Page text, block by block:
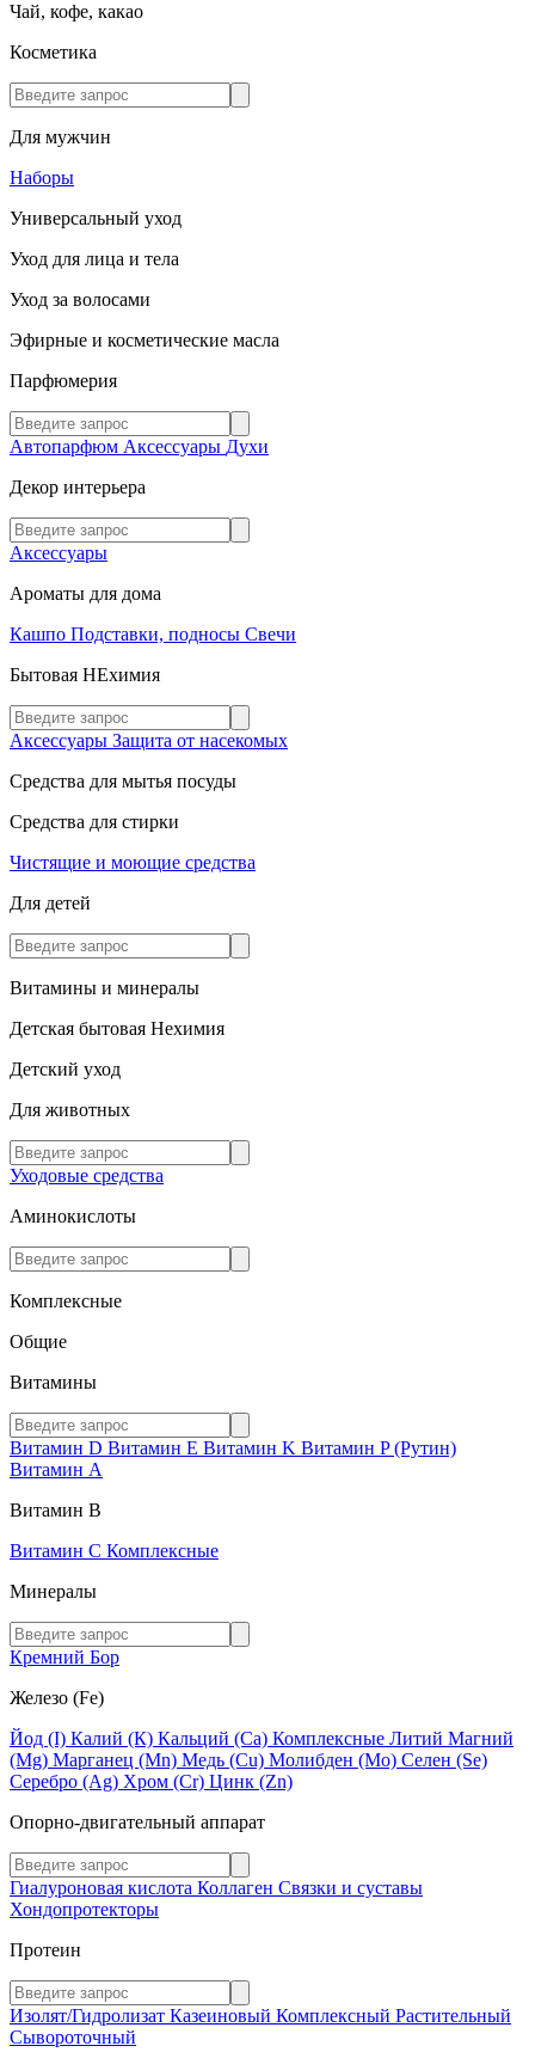
Чай, кофе, какао
Косметика
Для мужчин
Наборы
Универсальный уход
Уход для лица и тела
Уход за волосами
Эфирные и косметические масла
Парфюмерия
Автопарфюм Аксессуары Духи
Декор интерьера
Аксессуары
Ароматы для дома
Кашпо Подставки, подносы Свечи
Бытовая НЕхимия
Аксессуары Защита от насекомых
Средства для мытья посуды
Средства для стирки
Чистящие и моющие средства
Для детей
Витамины и минералы
Детская бытовая Нехимия
Детский уход
Для животных
Уходовые средства
Аминокислоты
Комплексные
Общие
Витамины
Витамин D Витамин E Витамин K Витамин P (Рутин)
Витамин А
Витамин В
Витамин C Комплексные
Минералы
Кремний Бор
Железо (Fe)
Йод (I) Калий (К) Кальций (Са) Комплексные Литий Магний
(Mg) Марганец (Mn) Медь (Сu) Молибден (Мо) Селен (Se)
Серебро (Ag) Хром (Cr) Цинк (Zn)
Опорно-двигательный аппарат
Гиалуроновая кислота Коллаген Связки и суставы
Хондопротекторы
Протеин
Изолят/Гидролизат Казеиновый Комплексный Растительный
Сывороточный